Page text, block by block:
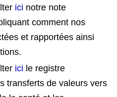
ici notre note
comment nos
et rapportées ainsi
ici le registre
transferts de valeurs vers